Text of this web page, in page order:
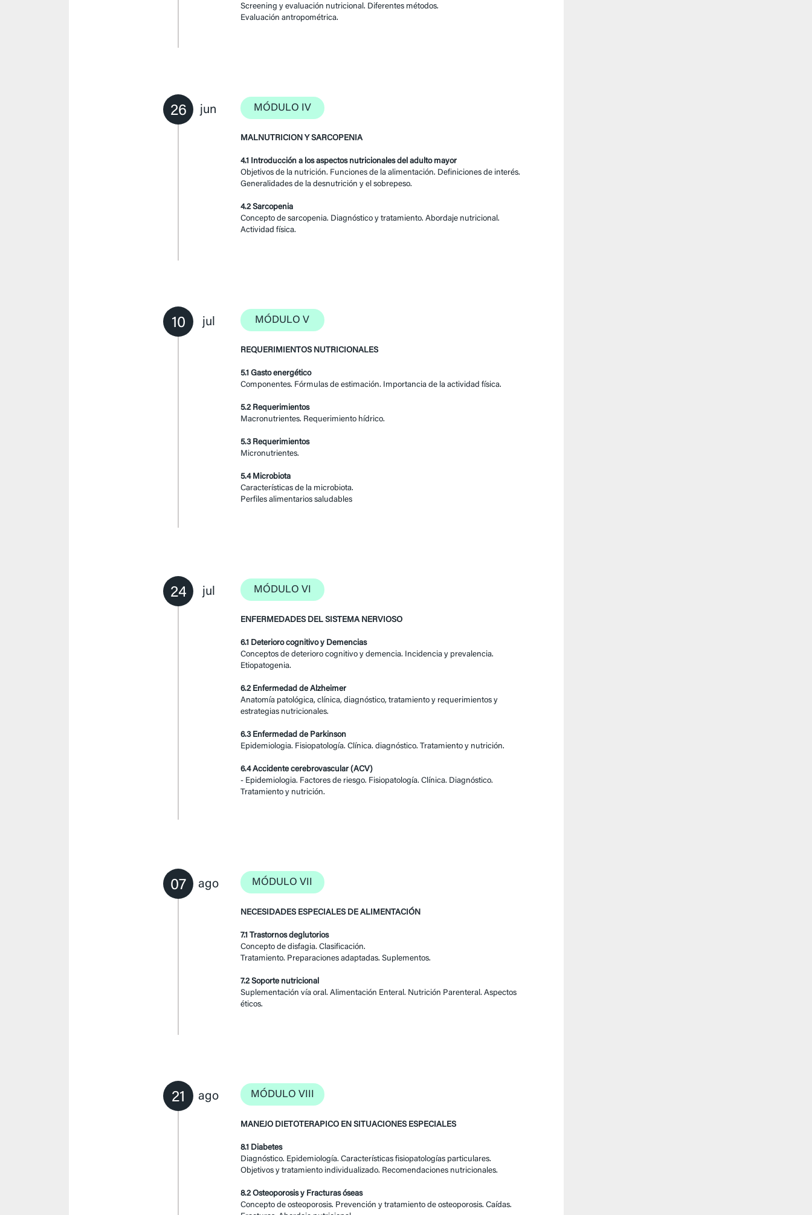
Screening y evaluación nutricional. Diferentes métodos.
Evaluación antropométrica.
26 jun MÓDULO IV
MALNUTRICION Y SARCOPENIA
4.1 Introducción a los aspectos nutricionales del adulto mayor
Objetivos de la nutrición. Funciones de la alimentación. Definiciones de interés.
Generalidades de la desnutrición y el sobrepeso.
4.2 Sarcopenia
Concepto de sarcopenia. Diagnóstico y tratamiento. Abordaje nutricional.
Actividad física.
10 jul MÓDULO V
REQUERIMIENTOS NUTRICIONALES
5.1 Gasto energético
Componentes. Fórmulas de estimación. Importancia de la actividad física.
5.2 Requerimientos
Macronutrientes. Requerimiento hídrico.
5.3 Requerimientos
Micronutrientes.
5.4 Microbiota
Características de la microbiota.
Perfiles alimentarios saludables
24 jul MÓDULO VI
ENFERMEDADES DEL SISTEMA NERVIOSO
6.1 Deterioro cognitivo y Demencias
Conceptos de deterioro cognitivo y demencia. Incidencia y prevalencia.
Etiopatogenia.
6.2 Enfermedad de Alzheimer
Anatomía patológica, clínica, diagnóstico, tratamiento y requerimientos y
estrategias nutricionales.
6.3 Enfermedad de Parkinson
Epidemiologia. Fisiopatología. Clínica. diagnóstico. Tratamiento y nutrición.
6.4 Accidente cerebrovascular (ACV)
- Epidemiologia. Factores de riesgo. Fisiopatología. Clínica. Diagnóstico.
Tratamiento y nutrición.
07 ago MÓDULO VII
NECESIDADES ESPECIALES DE ALIMENTACIÓN
7.1 Trastornos deglutorios
Concepto de disfagia. Clasificación.
Tratamiento. Preparaciones adaptadas. Suplementos.
7.2 Soporte nutricional
Suplementación vía oral. Alimentación Enteral. Nutrición Parenteral. Aspectos
éticos.
21 ago MÓDULO VIII
MANEJO DIETOTERAPICO EN SITUACIONES ESPECIALES
8.1 Diabetes
Diagnóstico. Epidemiología. Características fisiopatologías particulares.
Objetivos y tratamiento individualizado. Recomendaciones nutricionales.
8.2 Osteoporosis y Fracturas óseas
Concepto de osteoporosis. Prevención y tratamiento de osteoporosis. Caídas.